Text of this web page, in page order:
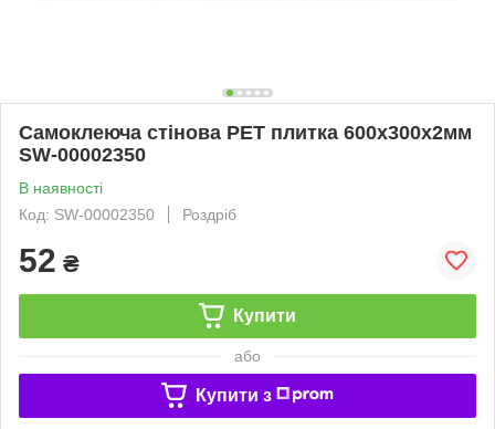
Самоклеюча стінова PET плитка 600х300х2мм
SW-00002350
В наявності
Код: SW-00002350
Роздріб
52 ₴
Купити
або
Купити з